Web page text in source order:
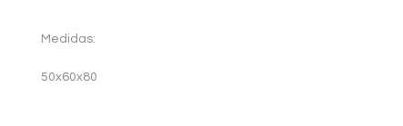
Medidas:
50x60x80